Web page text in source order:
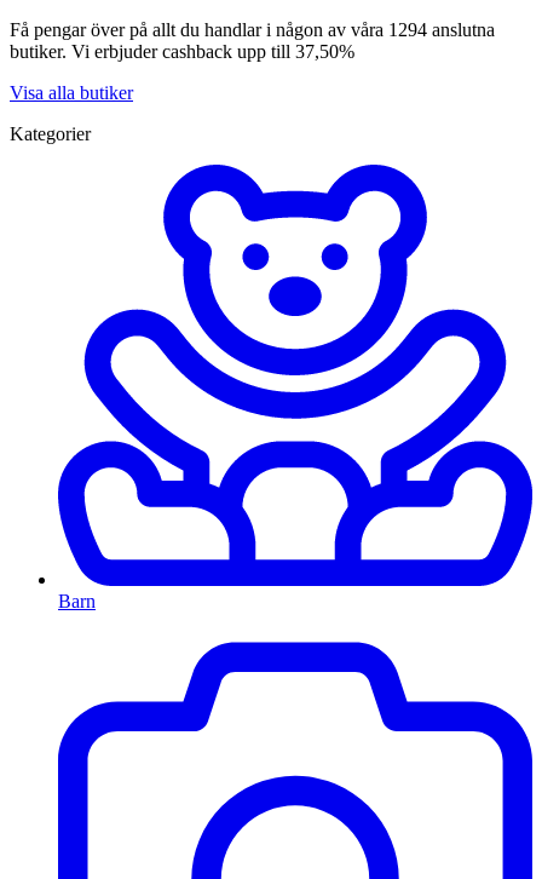
Få pengar över på allt du handlar i någon av våra 1294 anslutna
butiker. Vi erbjuder cashback upp till 37,50%
Visa alla butiker
Kategorier
Barn